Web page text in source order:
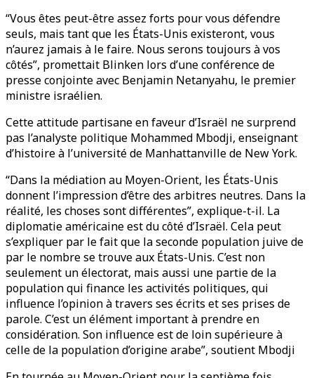
“Vous êtes peut-être assez forts pour vous défendre
seuls, mais tant que les États-Unis existeront, vous
n’aurez jamais à le faire. Nous serons toujours à vos
côtés”, promettait Blinken lors d’une conférence de
presse conjointe avec Benjamin Netanyahu, le premier
ministre israélien.
Cette attitude partisane en faveur d’Israël ne surprend
pas l’analyste politique Mohammed Mbodji, enseignant
d’histoire à l’université de Manhattanville de New York.
“Dans la médiation au Moyen-Orient, les États-Unis
donnent l’impression d’être des arbitres neutres. Dans la
réalité, les choses sont différentes”, explique-t-il. La
diplomatie américaine est du côté d’Israël. Cela peut
s’expliquer par le fait que la seconde population juive de
par le nombre se trouve aux États-Unis. C’est non
seulement un électorat, mais aussi une partie de la
population qui finance les activités politiques, qui
influence l’opinion à travers ses écrits et ses prises de
parole. C’est un élément important à prendre en
considération. Son influence est de loin supérieure à
celle de la population d’origine arabe”, soutient Mbodji